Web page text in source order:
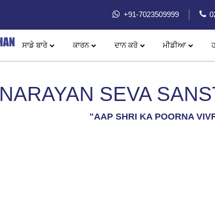
+91-7023509999
ਸਾਡੇ ਬਾਰੇ ਕਾਰਨ ਦਾਨ ਕਰੋ ਮੀਡੀਆ
NARAYAN SEVA
"AAP SHRI KA POORNA